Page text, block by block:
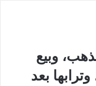
وبيع
بعد